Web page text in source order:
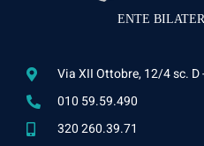
ENTE
Via XII Ottobre, 12/4 sc. D
010 59.59.490
320 260.39.71